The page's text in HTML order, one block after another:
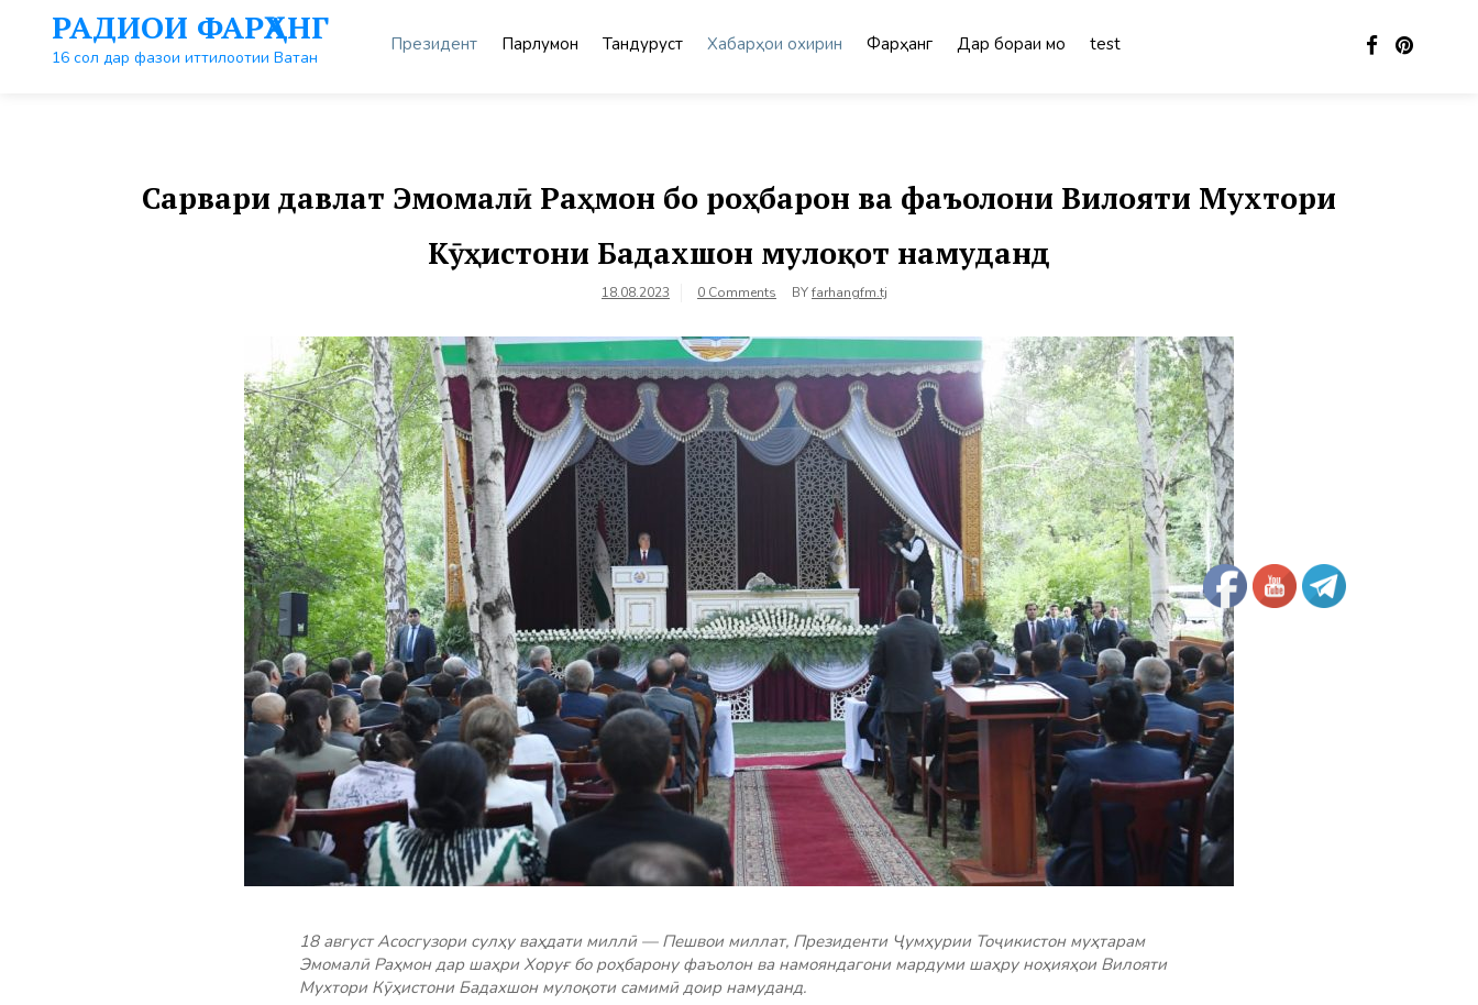
контенту
РАДИОИ ФАРҲАНГ
16 сол дар фазои иттилоотии Ватан
Президент Парлумон Тандурустӣ Хабарҳои охирин Фарҳанг Дар бораи мо test
Сарвари давлат Эмомалӣ Раҳмон бо роҳбарон ва фаъолони Вилояти Мухтори
Кӯҳистони Бадахшон мулоқот намуданд
18.08.2023 0 Comments BYfarhangfm.tj
18 август Асосгузори сулҳу ваҳдати миллӣ — Пешвои миллат, Президенти Ҷумҳурии Тоҷикистон муҳтарам
Эмомалӣ Раҳмон дар шаҳри Хоруғ бо роҳбарону фаъолон ва намояндагони мардуми шаҳру ноҳияҳои Вилояти
Мухтори Кӯҳистони Бадахшон мулоқоти самимӣ доир намуданд.